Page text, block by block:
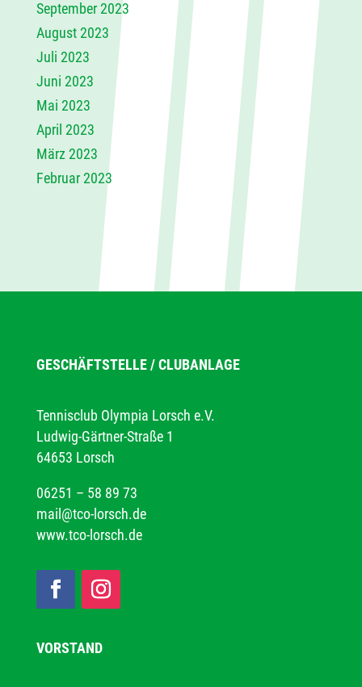
September 2023
August 2023
Juli 2023
Juni 2023
Mai 2023
April 2023
März 2023
Februar 2023
GESCHÄFTSTELLE / CLUBANLAGE
Tennisclub Olympia Lorsch e.V.
Ludwig-Gärtner-Straße 1
64653 Lorsch
06251 – 58 89 73
mail@tco-lorsch.de
www.tco-lorsch.de
VORSTAND